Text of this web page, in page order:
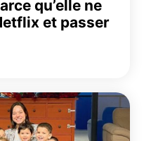
qu’elle ne
et passer